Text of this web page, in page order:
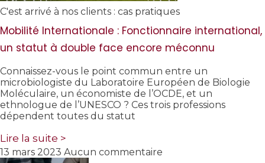
C'est arrivé à nos clients : cas pratiques
Mobilité Internationale : Fonctionnaire international,
un statut à double face encore méconnu
Connaissez-vous le point commun entre un
microbiologiste du Laboratoire Européen de Biologie
Moléculaire, un économiste de l’OCDE, et un
ethnologue de l’UNESCO ? Ces trois professions
dépendent toutes du statut
Lire la suite >
13 mars 2023 Aucun commentaire